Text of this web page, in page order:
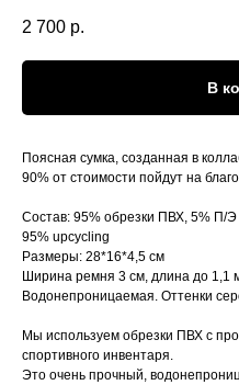
2 700 р.
В
Поясная сумка, созданная в
90% от стоимости пойдут на
Состав: 95% обрезки ПВХ, 5% П/Э
95% upcycling
Размеры: 28*16*4,5 см
Ширина ремня 3 см, длина до 1,1
Водонепроницаемая. Оттенки
Мы используем обрезки ПВХ с
спортивного инвентаря.
Это очень прочный,